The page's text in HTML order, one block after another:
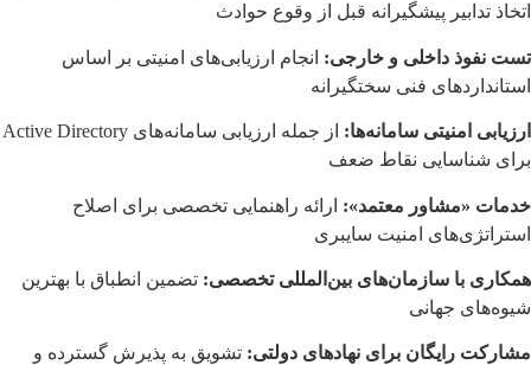
اتخاذ تدابیر پیشگیرانه قبل از وقوع حوادث
تست نفوذ داخلی و خارجی: انجام ارزیابی‌های امنیتی بر اساس
استانداردهای فنی سختگیرانه
ارزیابی امنیتی سامانه‌ها:
از جمله ارزیابی سامانه‌های Active Directory
برای شناسایی نقاط ضعف
خدمات «مشاور معتمد»: ارائه راهنمایی تخصصی برای اصلاح
استراتژی‌های امنیت سایبری
همکاری با سازمان‌های بین‌المللی تخصصی: تضمین انطباق با بهترین
شیوه‌های جهانی
مشارکت رایگان برای نهادهای دولتی: تشویق به پذیرش گسترده و